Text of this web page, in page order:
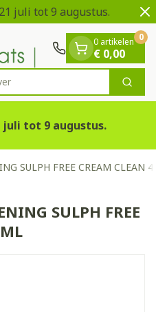
juli tot 9 augustus.
Zoek
0 artikelen
€ 0,00
0
juli tot 9 augustus.
SULPH FREE CREAM CLEAN
SULPH FREE